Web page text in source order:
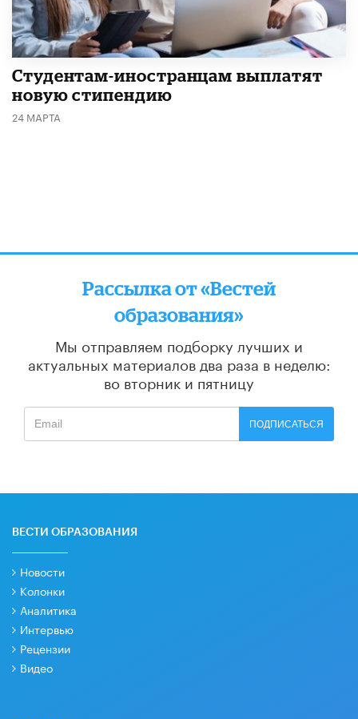
Студентам-иностранцам выплатят
новую стипендию
24 МАРТА
Рассылка от «Вестей
образования»
Мы отправляем подборку лучших и
актуальных материалов два раза в неделю:
во вторник и пятницу
ПОДПИСАТЬСЯ
ВЕСТИ ОБРАЗОВАНИЯ
Новости
Колонки
Аналитика
Интервью
Рецензии
Видео